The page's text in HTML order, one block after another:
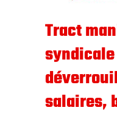
Tract
salaires,